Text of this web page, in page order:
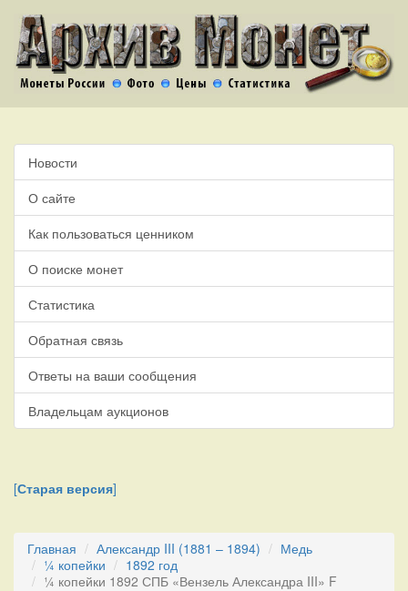
Новости
О сайте
Как пользоваться ценником
О поиске монет
Статистика
Обратная связь
Ответы на ваши сообщения
Владельцам аукционов
[Старая версия]
Главная Александр III (1881 – 1894)
Медь
¼ копейки
1892 год
¼ копейки 1892 СПБ «Вензель Александра III» F